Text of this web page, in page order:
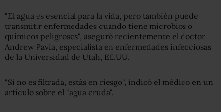
"El agua es esencial para la vida, pero también puede
transmitir enfermedades cuando tiene microbios o
químicos peligrosos", aseguró recientemente el doctor
Andrew Pavia, especialista en enfermedades infecciosas
de la Universidad de Utah, EE.UU.
"Si no es filtrada, estás en riesgo", indicó el médico en un
artículo sobre el "agua cruda".